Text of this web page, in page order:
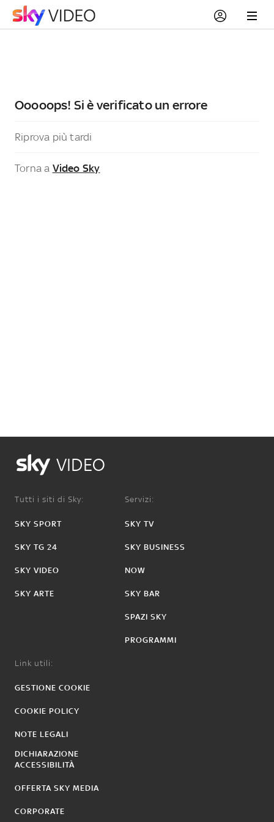
Ooooops! Si è verificato un errore
Riprova più tardi
Torna a Video Sky
VIDEO
Tutti i siti di Sky:
SKY SPORT
SKY TG 24
SKY VIDEO
SKY ARTE
Servizi:
SKY TV
SKY BUSINESS
NOW
SKY BAR
SPAZI SKY
PROGRAMMI
Link utili:
GESTIONE COOKIE
COOKIE POLICY
NOTE LEGALI
DICHIARAZIONE
ACCESSIBILITÀ
OFFERTA SKY MEDIA
CORPORATE